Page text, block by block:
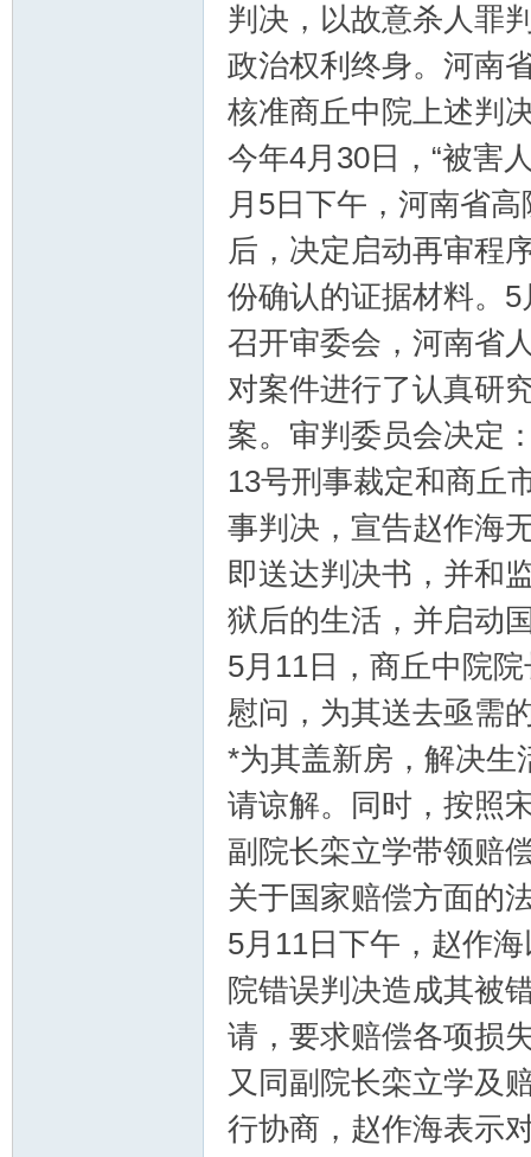
判决，以故意杀人罪
政治权利终身。河南
核准商丘中院上述判
今年4月30日，“被害
月5日下午，河南省
后，决定启动再审程
份确认的证据材料。
召开审委会，河南省
对案件进行了认真研
案。审判委员会决定
13号刑事裁定和商丘
事判决，宣告赵作海
即送达判决书，并和
狱后的生活，并启动
5月11日，商丘中院
慰问，为其送去亟需
*为其盖新房，解决生
请谅解。同时，按照
副院长栾立学带领赔
关于国家赔偿方面的
5月11日下午，赵作
院错误判决造成其被
请，要求赔偿各项损
又同副院长栾立学及
行协商，赵作海表示